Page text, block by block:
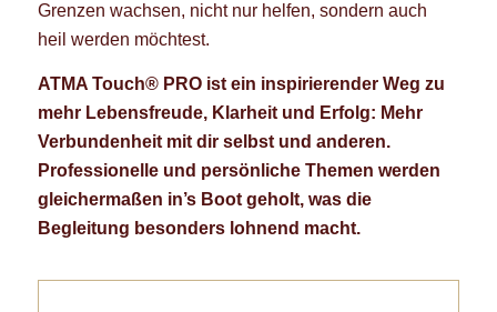
Grenzen wachsen, nicht nur helfen, sondern auch
heil werden möchtest.
ATMA Touch® PRO ist ein inspirierender Weg zu
mehr Lebensfreude, Klarheit und Erfolg: Mehr
Verbundenheit mit dir selbst und anderen.
Professionelle und persönliche Themen werden
gleichermaßen in’s Boot geholt, was die
Begleitung besonders lohnend macht.